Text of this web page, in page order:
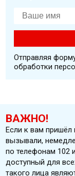
Отправляя
обработки
ВАЖНО!
Если к вам пришёл
вызывали,
по телефонам 102
доступный для
такого лица